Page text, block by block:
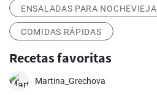
ENSALADAS PARA NOCHEVIEJA
COMIDAS RÁPIDAS
Recetas favoritas
Martina_Grechova